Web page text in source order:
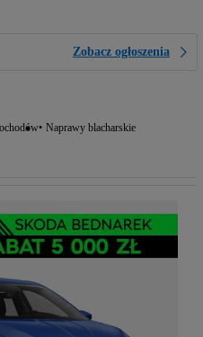
Zobacz ogłoszenia
Naprawy blacharskie